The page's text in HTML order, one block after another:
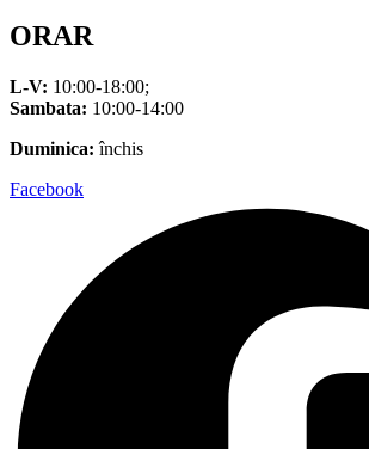
ORAR
L-V: 10:00-18:00;
Sambata: 10:00-14:00
Duminica: închis
Facebook